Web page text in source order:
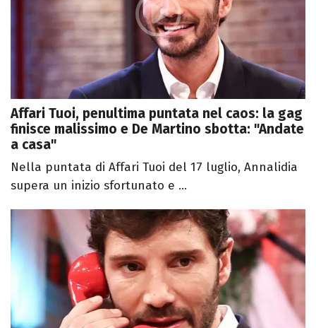
Affari Tuoi, penultima puntata nel caos: la gag
finisce malissimo e De Martino sbotta: "Andate
a casa"
Nella puntata di Affari Tuoi del 17 luglio, Annalidia
supera un inizio sfortunato e ...